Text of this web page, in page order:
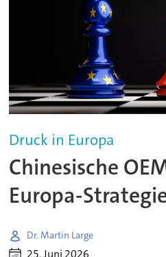
Druck in Europa
Chinesische
Europa-
Dr. Martin Large
25. Juni 2026